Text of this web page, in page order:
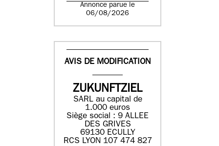
Annonce parue le
06/08/2026
AVIS DE MODIFICATION
ZUKUNFTZIEL
SARL au capital de
1.000 euros
Siège social : 9 ALLEE
DES GRIVES
69130 ECULLY
RCS LYON 107 474 827